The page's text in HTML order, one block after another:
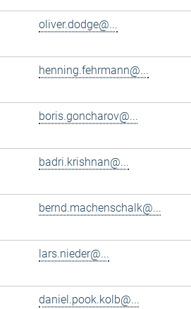
oliver.dodge@...
henning.fehrmann@...
boris.goncharov@...
badri.krishnan@...
bernd.machenschalk@...
lars.nieder@...
daniel.pook.kolb@...